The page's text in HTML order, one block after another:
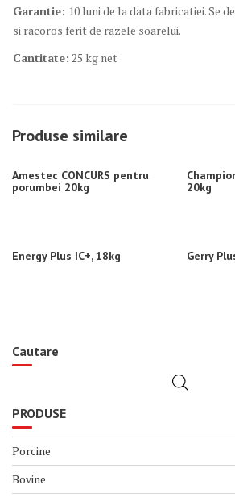
Garantie: 10 luni de la data fabricatiei. Se
si racoros ferit de razele soarelui.
Cantitate: 25 kg net
Produse similare
Amestec CONCURS pentru
porumbei 20kg
20kg
Energy Plus IC+, 18kg Gerry
Cautare
PRODUSE
Porcine
Bovine